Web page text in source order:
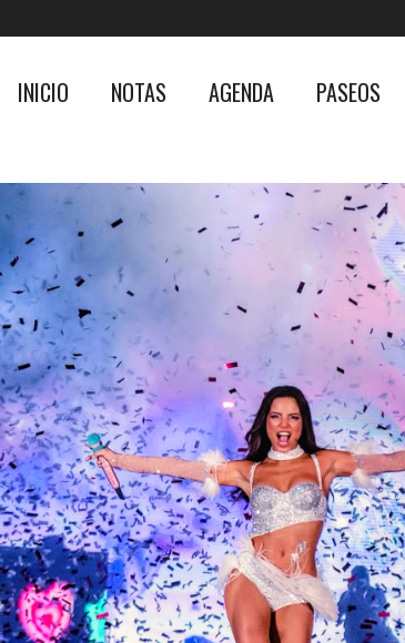
INICIO NOTAS AGENDA PASEOS